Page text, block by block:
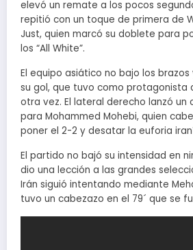
elevó un remate a los pocos
repitió con un toque de primera de
Just, quien marcó su doblete para
los “All White”.
El equipo asiático no bajo los
su gol, que tuvo como protagonista
otra vez. El lateral derecho lanzó
para Mohammed Mohebi, quien
poner el 2-2 y desatar la euforia
El partido no bajó su intensidad en
dio una lección a las grandes
Irán siguió intentando mediante
tuvo un cabezazo en el 79´ que se